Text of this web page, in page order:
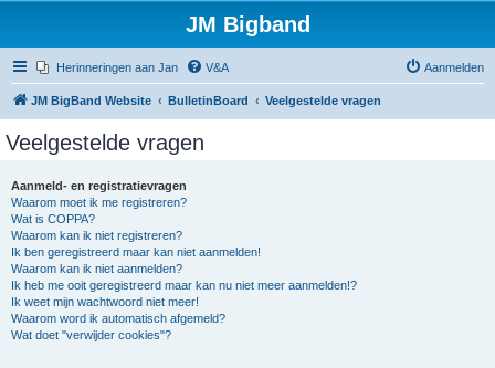
JM Bigband
Herinneringen aan Jan V&A Aanmelden
JM BigBand Website BulletinBoard Veelgestelde vragen
Veelgestelde vragen
Aanmeld- en registratievragen
Waarom moet ik me registreren?
Wat is COPPA?
Waarom kan ik niet registreren?
Ik ben geregistreerd maar kan niet aanmelden!
Waarom kan ik niet aanmelden?
Ik heb me ooit geregistreerd maar kan nu niet meer aanmelden!?
Ik weet mijn wachtwoord niet meer!
Waarom word ik automatisch afgemeld?
Wat doet "verwijder cookies"?